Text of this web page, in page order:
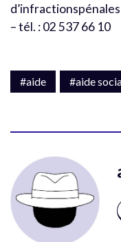
d’infractionspénales
– tél. : 02 537 66 10
#aide #aide